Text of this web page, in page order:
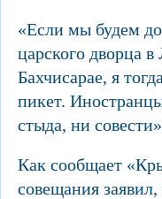
«Если мы будем
царского дворца
Бахчисарае, я
пикет.
стыда, ни
Как сообщает
совещания заявил,